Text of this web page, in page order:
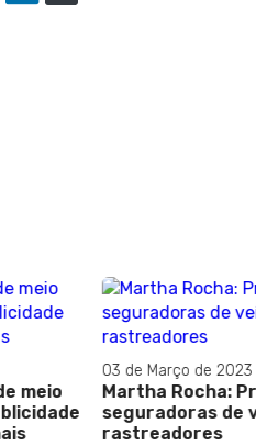
03 de Março de 2023
Martha Rocha: Projeto que
seguradoras de veículos
rastreadores